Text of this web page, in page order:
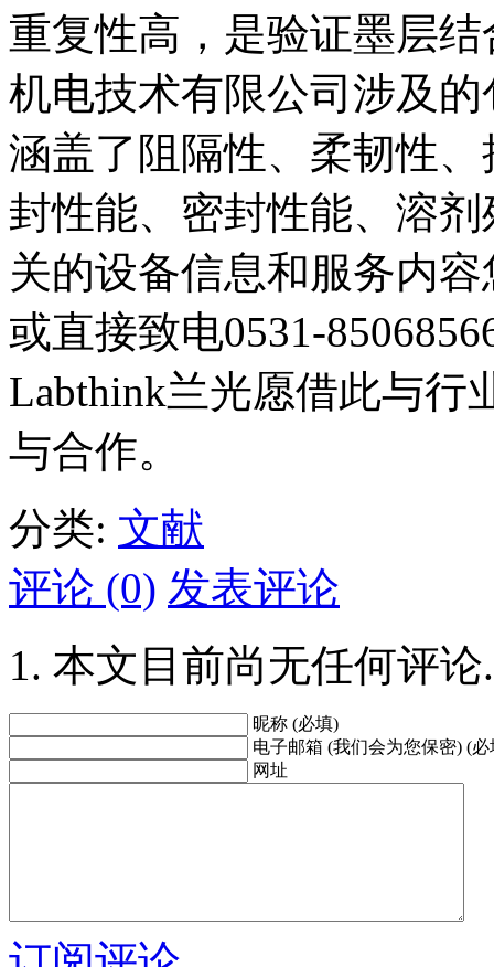
重复性高，是验证墨层
机电技术有限公司涉及
涵盖了阻隔性、柔韧性
封性能、密封性能、溶
关的设备信息和服务内
或直接致电0531-
Labthink兰光愿借此与行
与合作。
分类: 文献
评论 (0) 发表评论
本文目前尚无任何评论.
昵称 (必填)
电子邮箱 (我们会为您保密) (必
网址